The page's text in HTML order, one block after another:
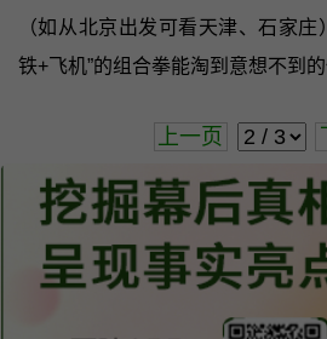
（如从北京出发可看天津、石家庄
铁+飞机”的组合拳能淘到意想不到的
上一页